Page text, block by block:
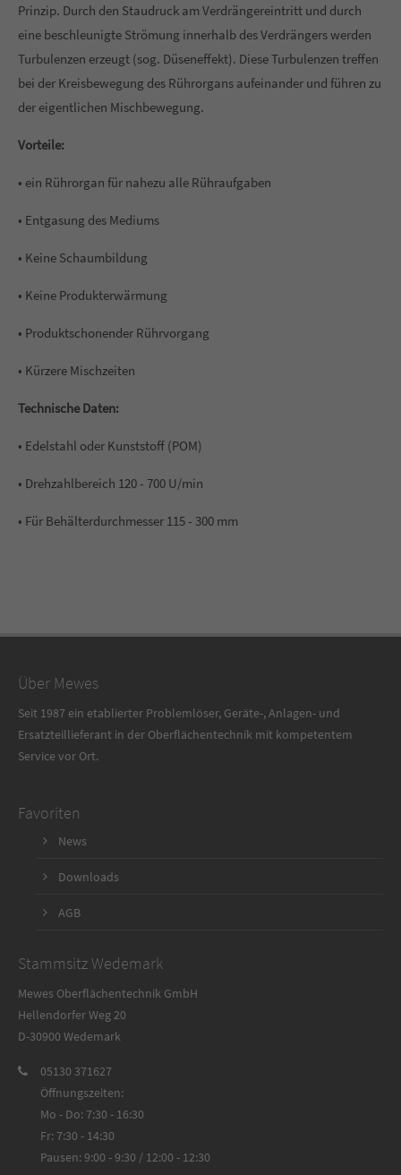
Prinzip. Durch den Staudruck am Verdrängereintritt und durch
eine beschleunigte Strömung innerhalb des Verdrängers werden
Turbulenzen erzeugt (sog. Düseneffekt). Diese Turbulenzen treffen
bei der Kreisbewegung des Rührorgans aufeinander und führen zu
der eigentlichen Mischbewegung.
Vorteile:
• ein Rührorgan für nahezu alle Rühraufgaben
• Entgasung des Mediums
• Keine Schaumbildung
• Keine Produkterwärmung
• Produktschonender Rührvorgang
• Kürzere Mischzeiten
Technische Daten:
• Edelstahl oder Kunststoff (POM)
• Drehzahlbereich 120 - 700 U/min
• Für Behälterdurchmesser 115 - 300 mm
Über Mewes
Seit 1987 ein etablierter Problemlöser, Geräte-, Anlagen- und
Ersatzteillieferant in der Oberflächentechnik mit kompetentem
Service vor Ort.
Favoriten
News
Downloads
AGB
Stammsitz Wedemark
Mewes Oberflächentechnik GmbH
Hellendorfer Weg 20
D-30900 Wedemark
05130 371627
Öffnungszeiten:
Mo - Do: 7:30 - 16:30
Fr: 7:30 - 14:30
Pausen: 9:00 - 9:30 / 12:00 - 12:30